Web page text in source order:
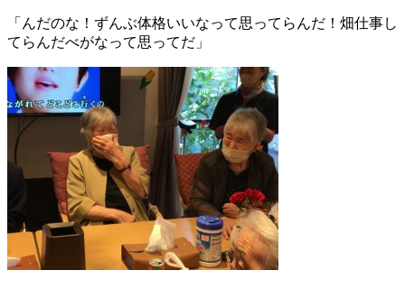
「んだのな！ずんぶ体格いいなって思ってらんだ！畑仕事し
てらんだべがなって思ってだ」